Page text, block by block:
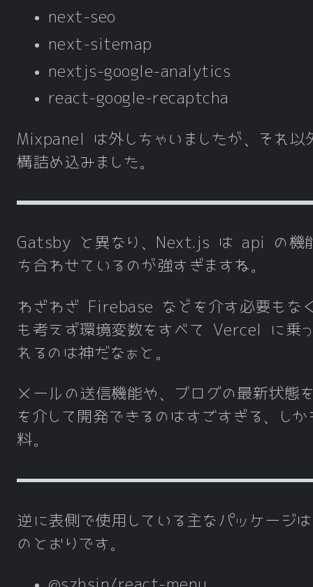
next-seo
next-sitemap
nextjs-google-analytics
react-google-recaptcha
Mixpanel は外しちゃいましたが、それ以
構詰め込みました。
Gatsby と異なり、Next.js は api の機
ち合わせているのが強すぎますね。
わざわざ Firebase などを介す必要もな
も考えず環境変数をすべて Vercel に乗
れるのは神だなぁと。
メールの送信機能や、ブログの最新状態
を介して開発できるのはすごすぎる、しか
料。
逆に表側で使用している主なパッケージ
のとおりです。